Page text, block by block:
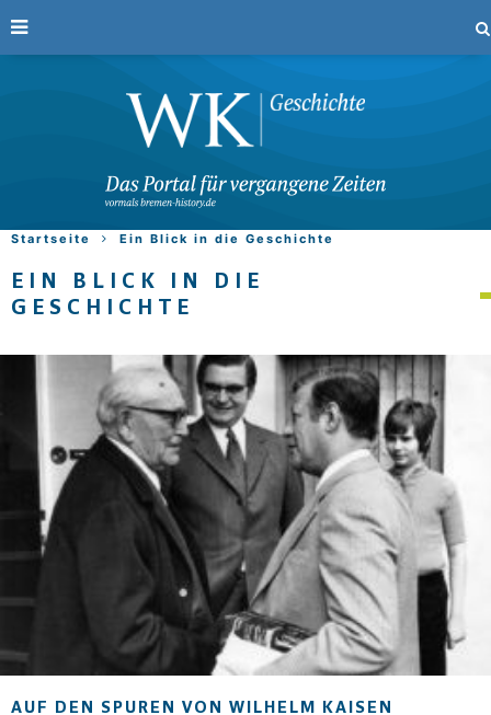
Startseite Ein Blick in die Geschichte
EIN BLICK IN DIE
GESCHICHTE
AUF DEN SPUREN VON WILHELM KAISEN